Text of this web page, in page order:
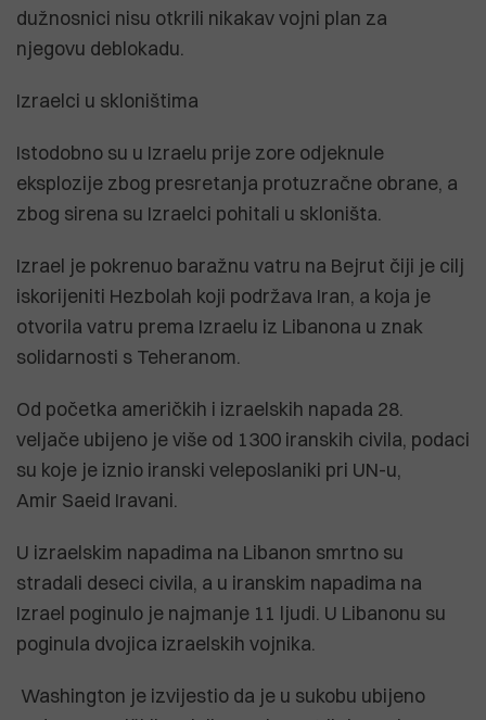
dužnosnici nisu otkrili nikakav vojni plan za
njegovu deblokadu.
Izraelci u skloništima
Istodobno su u Izraelu prije zore odjeknule
eksplozije zbog presretanja protuzračne obrane, a
zbog sirena su Izraelci pohitali u skloništa.
Izrael je pokrenuo baražnu vatru na Bejrut čiji je cilj
iskorijeniti Hezbolah koji podržava Iran, a koja je
otvorila vatru prema Izraelu iz Libanona u znak
solidarnosti s Teheranom.
Od početka američkih i izraelskih napada 28.
veljače ubijeno je više od 1300 iranskih civila, podaci
su koje je iznio iranski veleposlaniki pri UN-u,
Amir Saeid Iravani.
U izraelskim napadima na Libanon smrtno su
stradali deseci civila, a u iranskim napadima na
Izrael poginulo je najmanje 11 ljudi. U Libanonu su
poginula dvojica izraelskih vojnika.
Washington je izvijestio da je u sukobu ubijeno